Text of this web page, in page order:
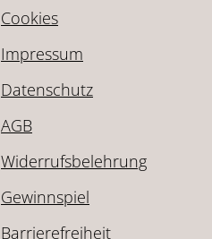
Cookies
Impressum
Datenschutz
AGB
Widerrufsbelehrung
Gewinnspiel
Barrierefreiheit